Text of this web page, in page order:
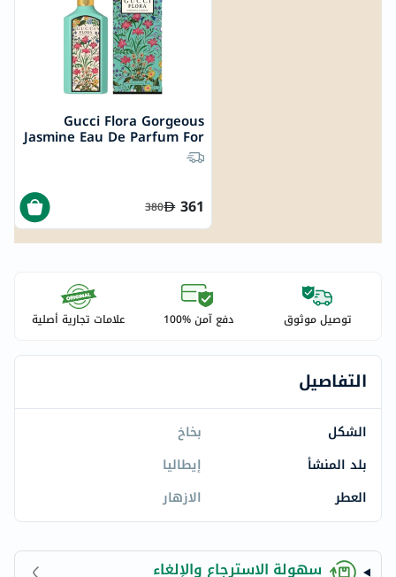
Gucci Flora Gorgeous
Jasmine Eau De Parfum For
Women 100ml
361
380
توصيل موثوق دفع آمن %100 علامات تجارية أصلية
التفاصيل
الشكل
بخاخ
بلد المنشأ
إيطاليا
العطر
الازهار
سهولة الاسترجاع والإلغاء